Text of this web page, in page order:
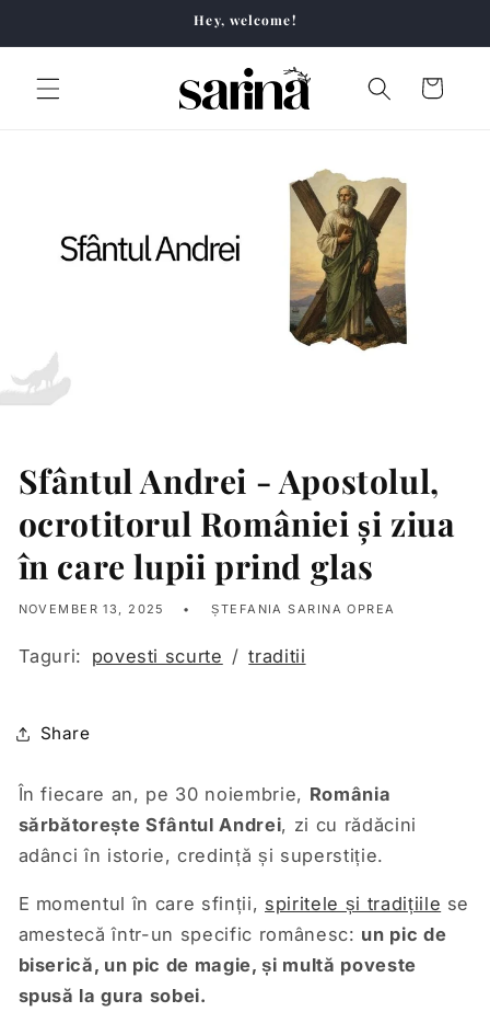
Hey, welcome!
Cart
Sfântul Andrei - Apostolul,
ocrotitorul României și ziua
în care lupii prind glas
NOVEMBER 13, 2025 ȘTEFANIA SARINA OPREA
Taguri: povesti scurte / traditii
Share
În fiecare an, pe 30 noiembrie, România
sărbătorește Sfântul Andrei, zi cu rădăcini
adânci în istorie, credință și superstiție.
E momentul în care sfinții, spiritele și tradițiile se
amestecă într-un specific românesc: un pic de
biserică, un pic de magie, și multă poveste
spusă la gura sobei.